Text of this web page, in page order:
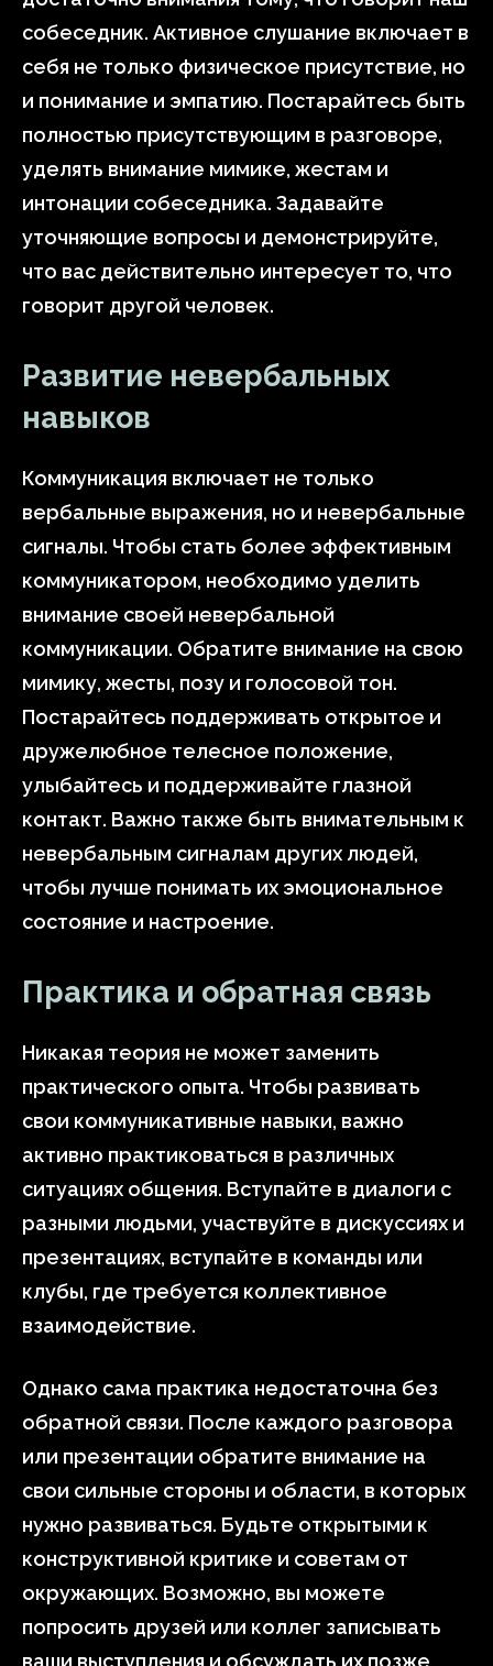
собеседник. Активное слушание включает в
себя не только физическое присутствие, но
и понимание и эмпатию. Постарайтесь быть
полностью присутствующим в разговоре,
уделять внимание мимике, жестам и
интонации собеседника. Задавайте
уточняющие вопросы и демонстрируйте,
что вас действительно интересует то, что
говорит другой человек.
Развитие невербальных
навыков
Коммуникация включает не только
вербальные выражения, но и невербальные
сигналы. Чтобы стать более эффективным
коммуникатором, необходимо уделить
внимание своей невербальной
коммуникации. Обратите внимание на свою
мимику, жесты, позу и голосовой тон.
Постарайтесь поддерживать открытое и
дружелюбное телесное положение,
улыбайтесь и поддерживайте глазной
контакт. Важно также быть внимательным к
невербальным сигналам других людей,
чтобы лучше понимать их эмоциональное
состояние и настроение.
Практика и обратная связь
Никакая теория не может заменить
практического опыта. Чтобы развивать
свои коммуникативные навыки, важно
активно практиковаться в различных
ситуациях общения. Вступайте в диалоги с
разными людьми, участвуйте в дискуссиях и
презентациях, вступайте в команды или
клубы, где требуется коллективное
взаимодействие.
Однако сама практика недостаточна без
обратной связи. После каждого разговора
или презентации обратите внимание на
свои сильные стороны и области, в которых
нужно развиваться. Будьте открытыми к
конструктивной критике и советам от
окружающих. Возможно, вы можете
попросить друзей или коллег записывать
ваши выступления и обсуждать их позже,